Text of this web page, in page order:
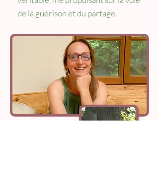
de la guérison et du partage.